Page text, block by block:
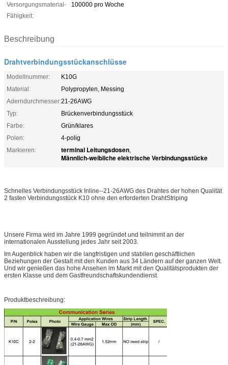
Versorgungsmaterial-
Fähigkeit:
100000 pro Woche
Beschreibung
Drahtverbindungsstückanschlüsse
Modellnummer:
K10G
Material:
Polypropylen, Messing
Aderndurchmesser:21-26AWG
Typ:
Brückenverbindungsstück
Farbe:
Grün/klares
Polen:
4-polig
Markieren:
terminal Leitungsdosen,
Männlich-weibliche elektrische Verbindungsstücke
Schnelles Verbindungsstück Inline--21-26AWG des Drahtes der hohen Qualität
2 fasten Verbindungsstück K10 ohne den erforderten DrahtStriping
Unsere Firma wird im Jahre 1999 gegründet und teilnimmt an der
internationalen Ausstellung jedes Jahr seit 2003.
Im Augenblick haben wir die langfristigen und stabilen geschäftlichen
Beziehungen der Gestalt mit den Kunden aus 34 Ländern auf der ganzen Welt.
Und wir genießen das hohe Ansehen im Markt mit den Qualitätsprodukten der
ersten Klasse und dem Gastfreundschaftskundendienst.
Produktbeschreibung: